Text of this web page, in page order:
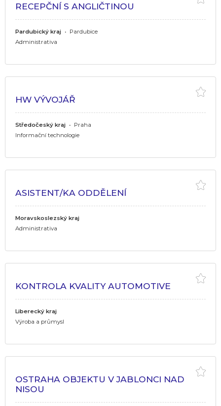
RECEPČNÍ S ANGLIČTINOU
Pardubický kraj • Pardubice
Administrativa
HW VÝVOJÁŘ
Středočeský kraj • Praha
Informační technologie
ASISTENT/KA ODDĚLENÍ
Moravskoslezský kraj
Administrativa
KONTROLA KVALITY AUTOMOTIVE
Liberecký kraj
Výroba a průmysl
OSTRAHA OBJEKTU V JABLONCI NAD
NISOU